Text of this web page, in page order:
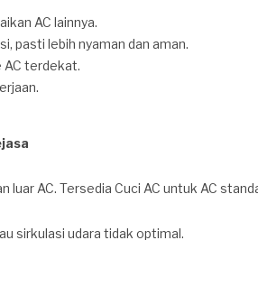
AC lainnya.
pasti lebih nyaman dan aman.
AC terdekat.
AC. Tersedia Cuci AC untuk AC
sirkulasi udara tidak optimal.